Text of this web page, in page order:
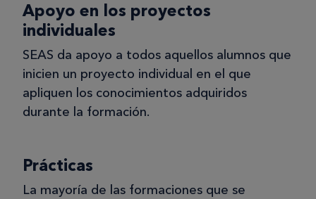
Apoyo en los proyectos
individuales
SEAS da apoyo a todos aquellos alumnos que
inicien un proyecto individual en el que
apliquen los conocimientos adquiridos
durante la formación.
Prácticas
La mayoría de las formaciones que se